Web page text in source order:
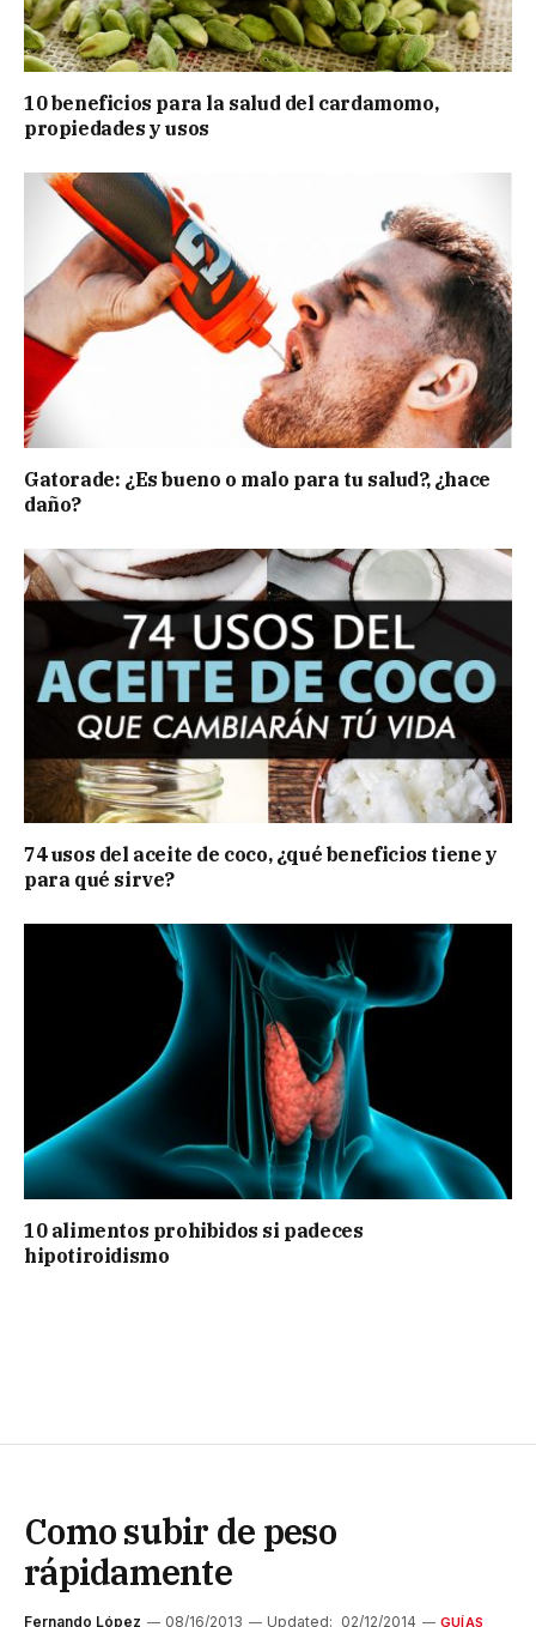
10 beneficios para la salud del cardamomo,
propiedades y usos
Gatorade: ¿Es bueno o malo para tu salud?, ¿hace
daño?
74 usos del aceite de coco, ¿qué beneficios tiene y
para qué sirve?
10 alimentos prohibidos si padeces
hipotiroidismo
Como subir de peso
rápidamente
Fernando López 08/16/2013 Updated: 02/12/2014 GUÍAS